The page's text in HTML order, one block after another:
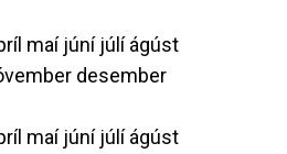
maí júní júlíágúst
desember
maí júní júlíágúst